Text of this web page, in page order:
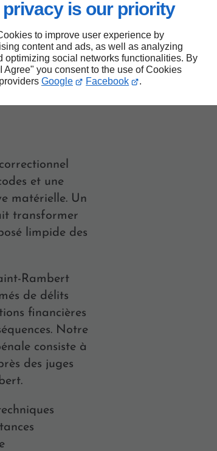
privacy is our priority
to improve user experience by
content and ads, as well as analyzing
optimizing social networks functionalities. By
Agree" you consent to the use of Cookies
Google Facebook .
Just-
et une
matérielle. Un
transformer
limpide des
Rambert
de délits
financières
Notre
consiste à
des juges